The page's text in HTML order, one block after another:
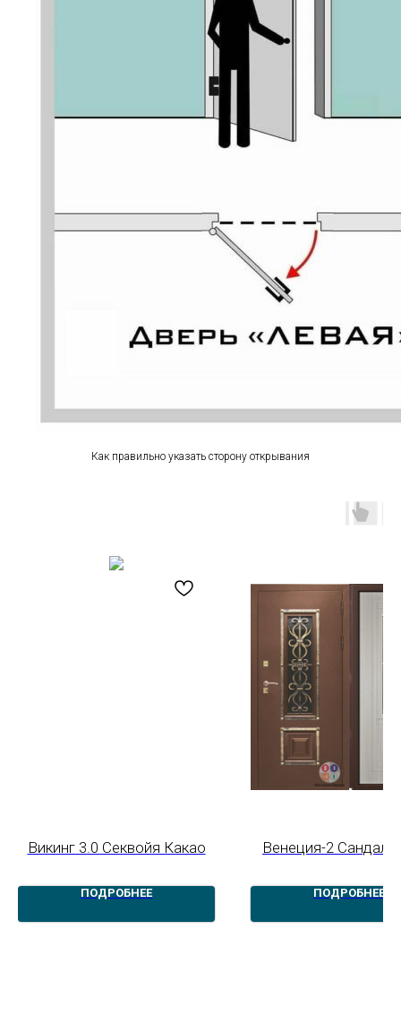
Как правильно указать сторону открывания
Викинг 3.0 Секвойя Какао
ПОДРОБНЕЕ
Венеция-2 Сандал
ПОДРОБНЕЕ